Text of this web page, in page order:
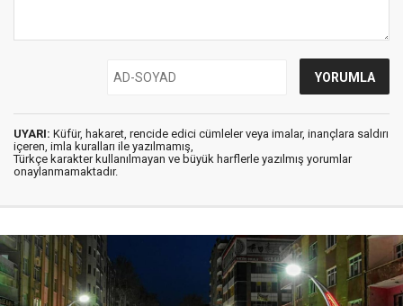
UYARI: Küfür, hakaret, rencide edici cümleler veya imalar, inançlara saldırı
içeren, imla kuralları ile yazılmamış,
Türkçe karakter kullanılmayan ve büyük harflerle yazılmış yorumlar
onaylanmamaktadır.